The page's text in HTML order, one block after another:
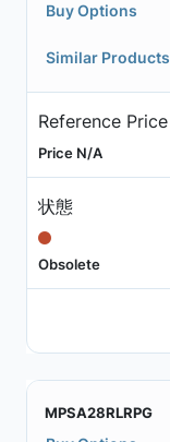
Buy Options
Similar Products
Reference Price
Price N/A
状態
Obsolete
MPSA28RLRPG